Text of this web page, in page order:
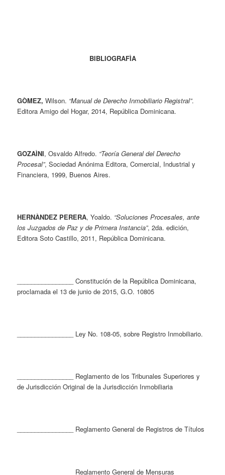
BIBLIOGRAFÌA
GÒMEZ,Wilson. “Manual de Derecho Inmobiliario Registral”.
Editora Amigo del Hogar, 2014, República Dominicana.
GOZAÌNI, Osvaldo Alfredo. “Teoría General del Derecho
Procesal”, Sociedad Anónima Editora, Comercial, Industrial y
Financiera, 1999, Buenos Aires.
HERNÀNDEZ PERERA, Yoaldo. “Soluciones Procesales, ante
los Juzgados de Paz y de Primera Instancia”, 2da. edición,
Editora Soto Castillo, 2011, República Dominicana.
________________ Constitución de la República Dominicana,
proclamada el 13 de junio de 2015, G.O. 10805
________________ Ley No. 108-05, sobre Registro Inmobiliario.
________________ Reglamento de los Tribunales Superiores y
de Jurisdicción Original de la Jurisdicción Inmobiliaria
________________ Reglamento General de Registros de Títulos
________________ Reglamento General de Mensuras